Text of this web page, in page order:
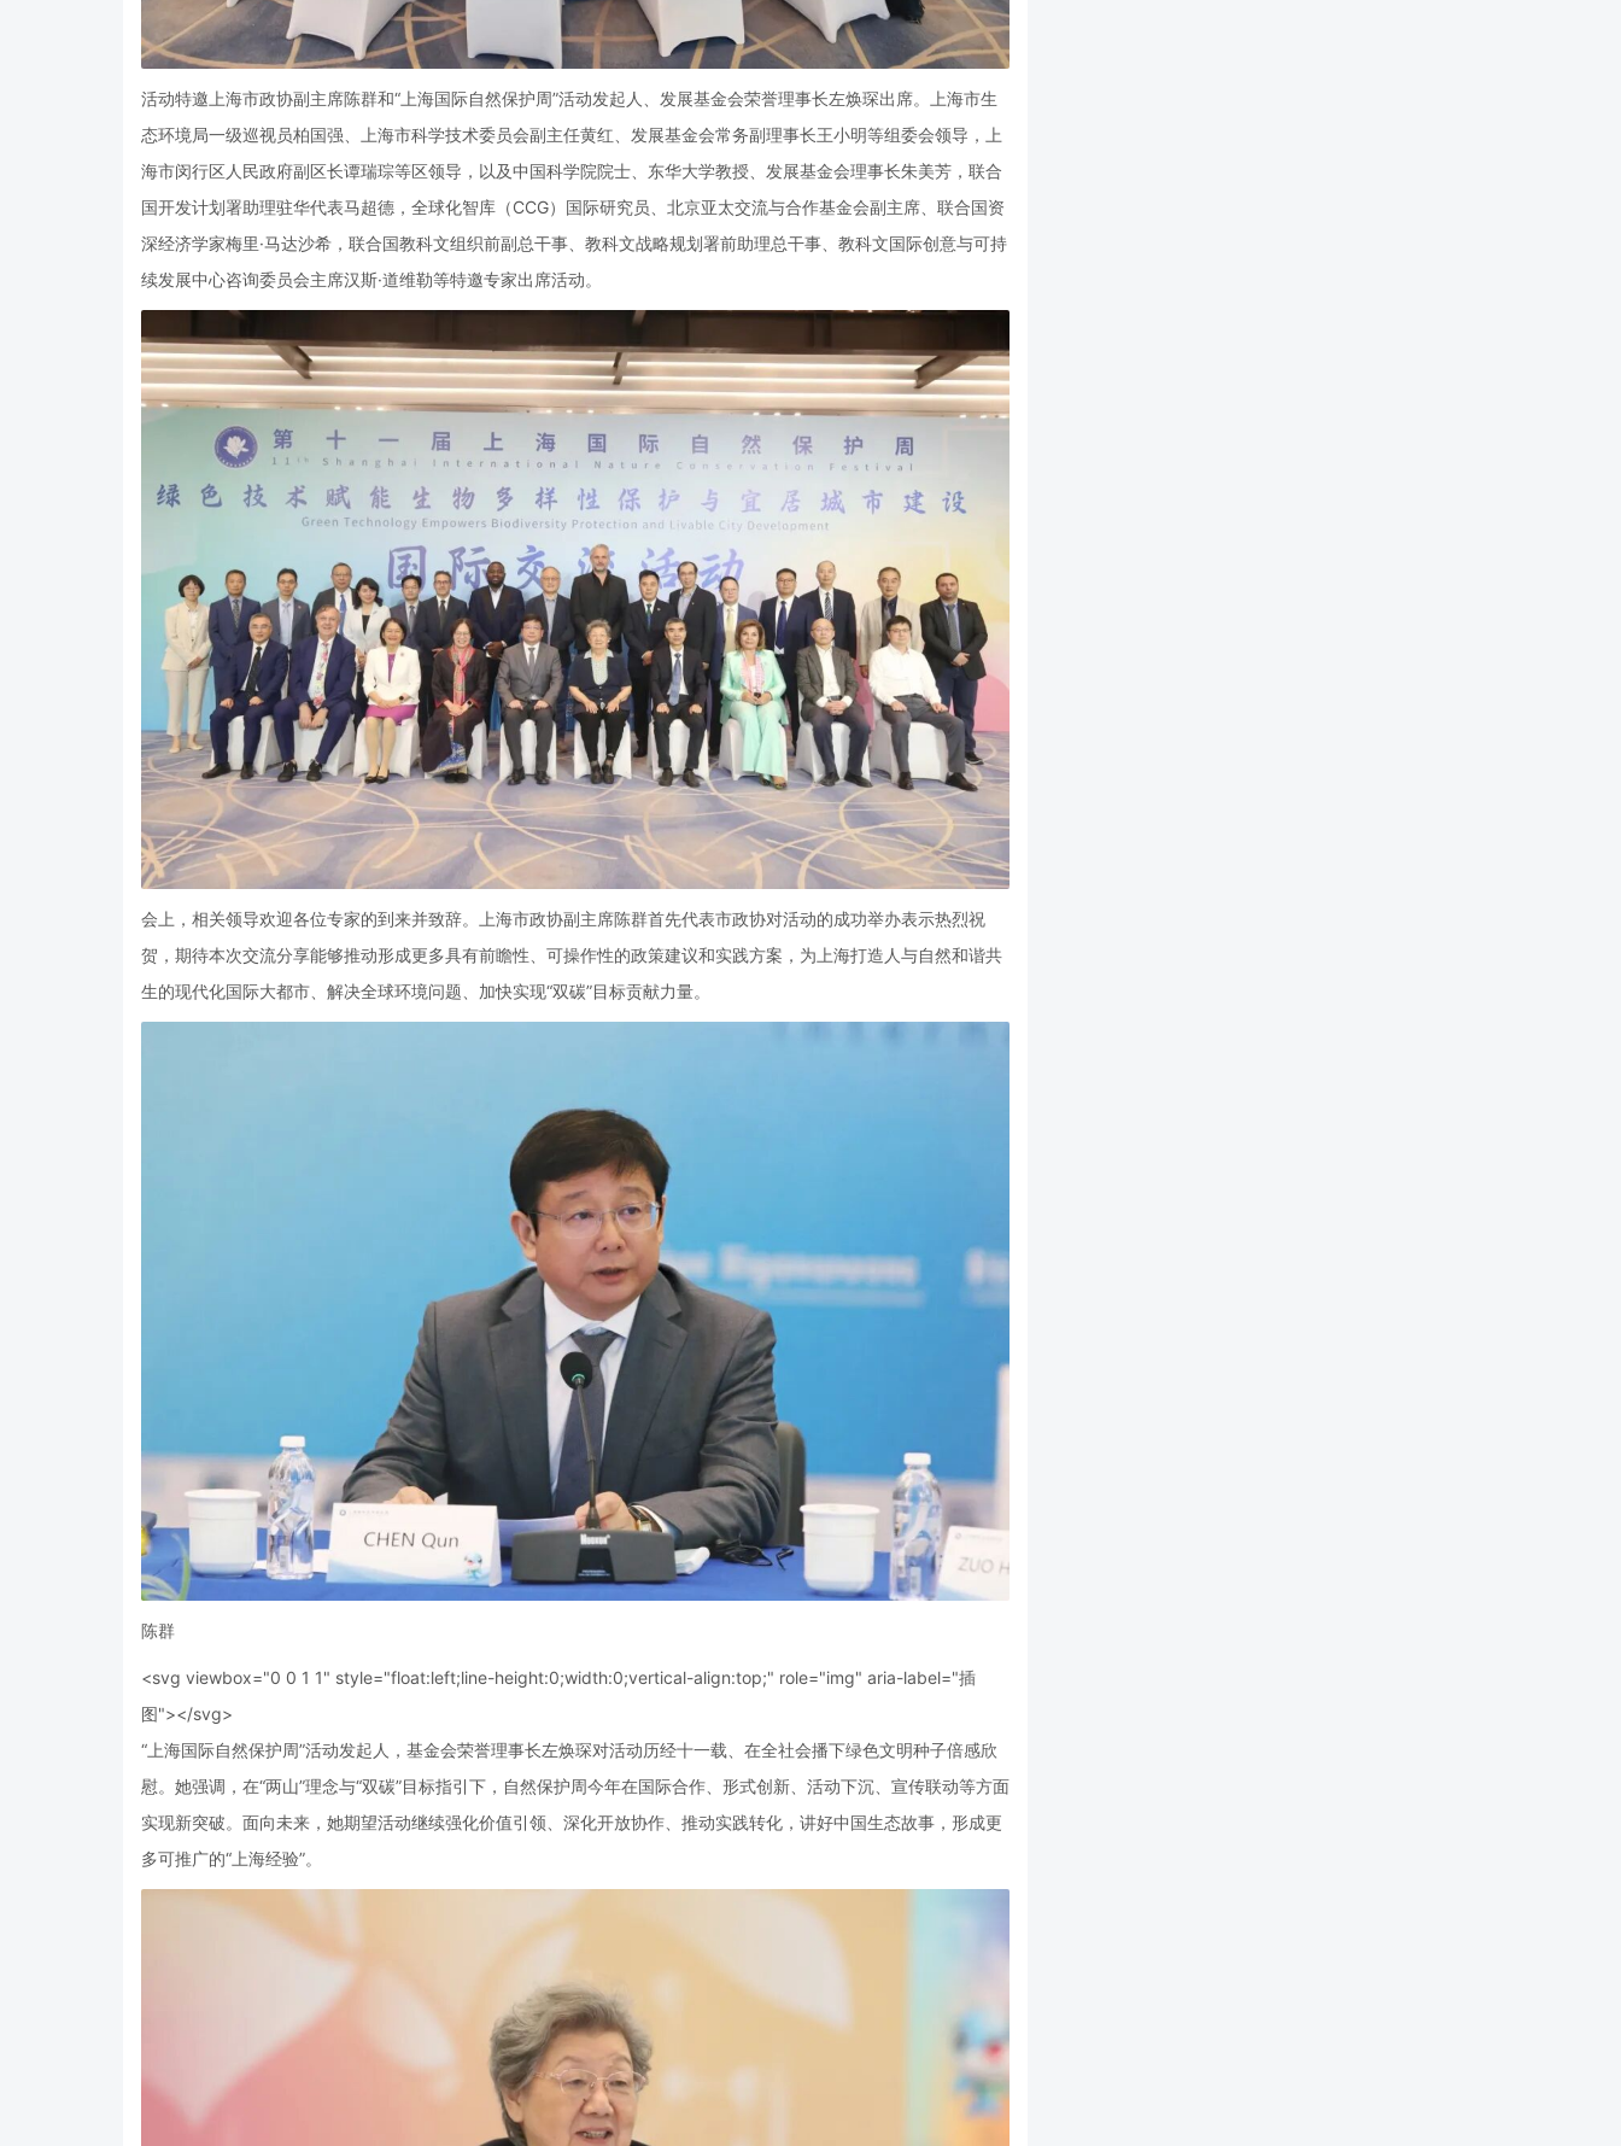
活动特邀上海市政协副主席陈群和“上海国际自然保护周”活动发起人、发展基金会荣誉理事长左焕琛出席。上海市生
态环境局一级巡视员柏国强、上海市科学技术委员会副主任黄红、发展基金会常务副理事长王小明等组委会领导，上
海市闵行区人民政府副区长谭瑞琮等区领导，以及中国科学院院士、东华大学教授、发展基金会理事长朱美芳，联合
国开发计划署助理驻华代表马超德，全球化智库（CCG）国际研究员、北京亚太交流与合作基金会副主席、联合国资
深经济学家梅里·马达沙希，联合国教科文组织前副总干事、教科文战略规划署前助理总干事、教科文国际创意与可持
续发展中心咨询委员会主席汉斯·道维勒等特邀专家出席活动。
会上，相关领导欢迎各位专家的到来并致辞。上海市政协副主席陈群首先代表市政协对活动的成功举办表示热烈祝
贺，期待本次交流分享能够推动形成更多具有前瞻性、可操作性的政策建议和实践方案，为上海打造人与自然和谐共
生的现代化国际大都市、解决全球环境问题、加快实现“双碳”目标贡献力量。
陈群
<svg viewbox="0 0 1 1" style="float:left;line-height:0;width:0;vertical-align:top;" role="img" aria-label="插
图"></svg>
“上海国际自然保护周”活动发起人，基金会荣誉理事长左焕琛对活动历经十一载、在全社会播下绿色文明种子倍感欣
慰。她强调，在“两山”理念与“双碳”目标指引下，自然保护周今年在国际合作、形式创新、活动下沉、宣传联动等方面
实现新突破。面向未来，她期望活动继续强化价值引领、深化开放协作、推动实践转化，讲好中国生态故事，形成更
多可推广的“上海经验”。